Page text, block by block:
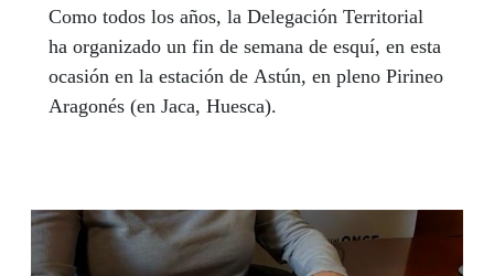
Como todos los años, la Delegación Territorial
ha organizado un fin de semana de esquí, en esta
ocasión en la estación de Astún, en pleno Pirineo
Aragonés (en Jaca, Huesca).